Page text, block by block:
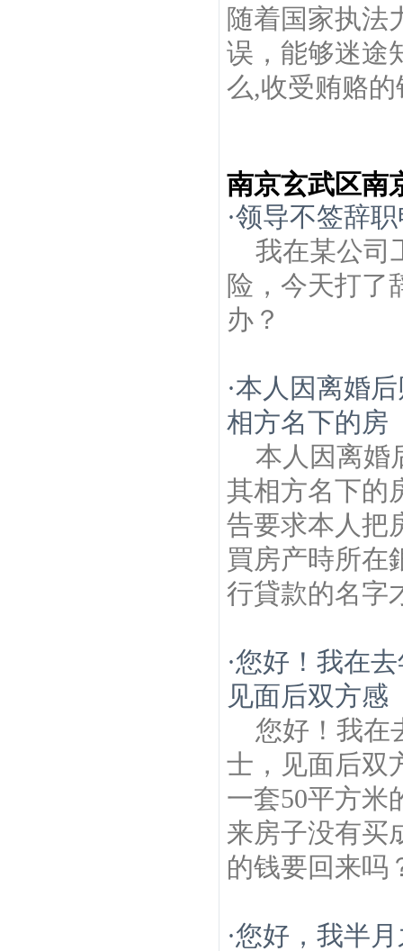
随着国家执法
误，能够迷途
么,收受贿赂
南京玄武区南
·领导不签辞
我在某公司
险，今天打了
办？
·本人因离婚
相方名下的房
本人因离婚
其相方名下的
告要求本人把
買房产時所在
行貸款的名字
·您好！我在
见面后双方感
您好！我在
士，见面后双
一套50平方米
来房子没有买
的钱要回来吗
·您好，我半